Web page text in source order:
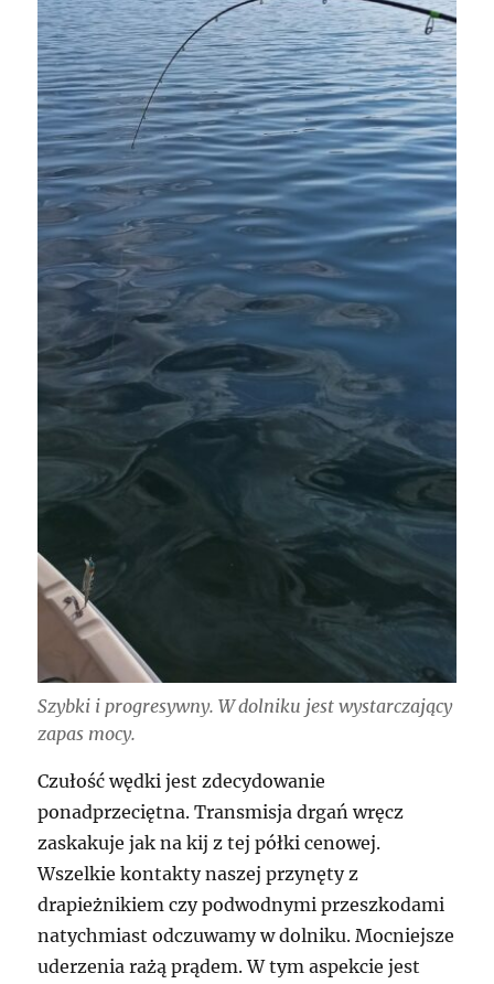
Szybki i progresywny. W dolniku jest wystarczający
zapas mocy.
Czułość wędki jest zdecydowanie
ponadprzeciętna. Transmisja drgań wręcz
zaskakuje jak na kij z tej półki cenowej.
Wszelkie kontakty naszej przynęty z
drapieżnikiem czy podwodnymi przeszkodami
natychmiast odczuwamy w dolniku. Mocniejsze
uderzenia rażą prądem. W tym aspekcie jest